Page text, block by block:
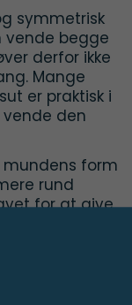
symmetrisk
vende begge
derfor ikke
Mange
er praktisk i
den
form
rund
for at give
sutter,